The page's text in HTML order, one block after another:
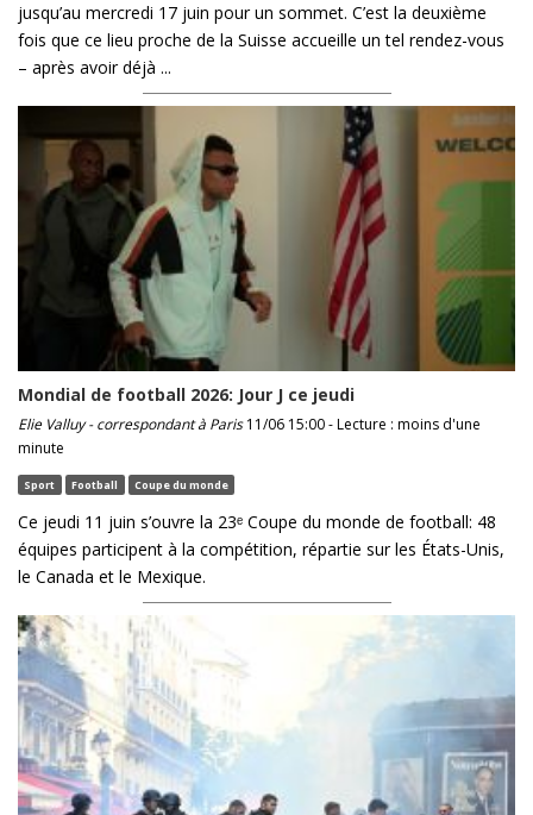
jusqu’au mercredi 17 juin pour un sommet. C’est la deuxième
fois que ce lieu proche de la Suisse accueille un tel rendez-vous
– après avoir déjà ...
Mondial de football 2026: Jour J ce jeudi
Elie Valluy - correspondant à Paris11/06 15:00 - Lecture : moins d'une
minute
Sport Football Coupe du monde
Ce jeudi 11 juin s’ouvre la 23ᵉ Coupe du monde de football: 48
équipes participent à la compétition, répartie sur les États-Unis,
le Canada et le Mexique.